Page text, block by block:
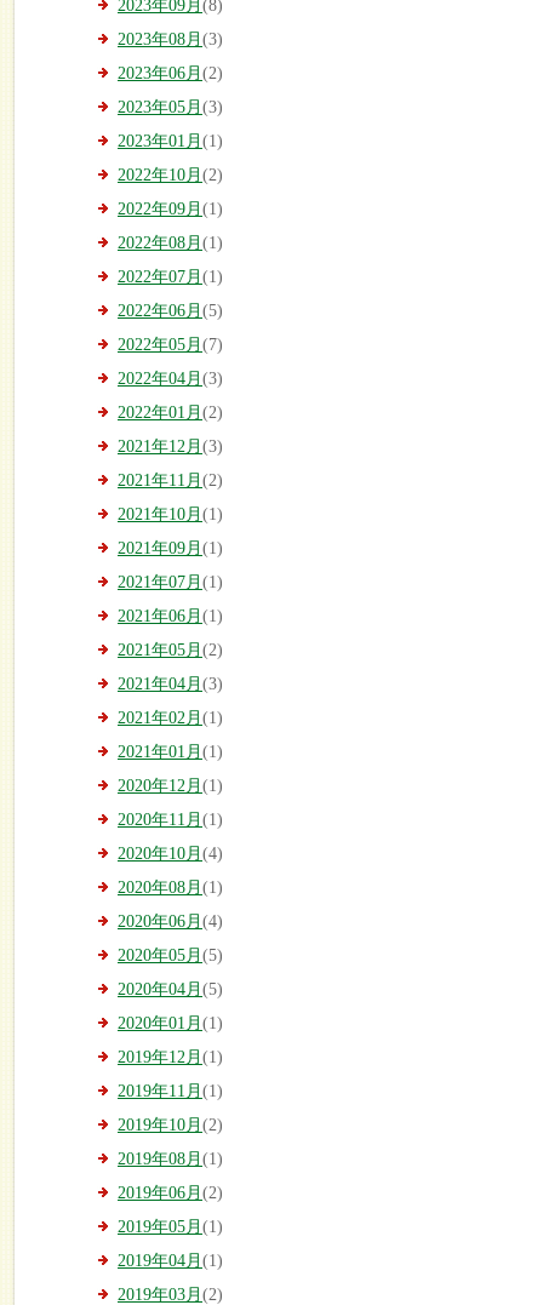
2023年09月 (8)
2023年08月 (3)
2023年06月 (2)
2023年05月 (3)
2023年01月 (1)
2022年10月 (2)
2022年09月 (1)
2022年08月 (1)
2022年07月 (1)
2022年06月 (5)
2022年05月 (7)
2022年04月 (3)
2022年01月 (2)
2021年12月 (3)
2021年11月 (2)
2021年10月 (1)
2021年09月 (1)
2021年07月 (1)
2021年06月 (1)
2021年05月 (2)
2021年04月 (3)
2021年02月 (1)
2021年01月 (1)
2020年12月 (1)
2020年11月 (1)
2020年10月 (4)
2020年08月 (1)
2020年06月 (4)
2020年05月 (5)
2020年04月 (5)
2020年01月 (1)
2019年12月 (1)
2019年11月 (1)
2019年10月 (2)
2019年08月 (1)
2019年06月 (2)
2019年05月 (1)
2019年04月 (1)
2019年03月 (2)